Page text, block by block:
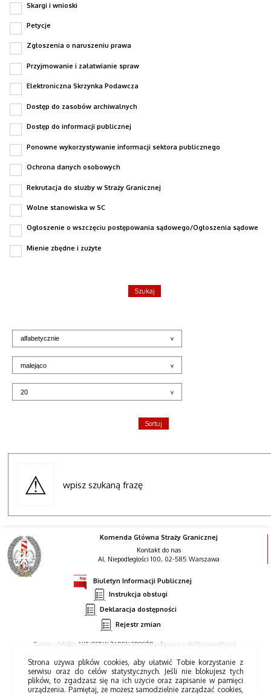
Skargi i wnioski
Petycje
Zgłoszenia o naruszeniu prawa
Przyjmowanie i załatwianie spraw
Elektroniczna Skrzynka Podawcza
Dostęp do zasobów archiwalnych
Dostęp do informacji publicznej
Ponowne wykorzystywanie informacji sektora publicznego
Ochrona danych osobowych
Rekrutacja do służby w Straży Granicznej
Wolne stanowiska w SC
Ogłoszenie o wszczęciu postępowania sądowego/Ogłoszenia sądowe
Mienie zbędne i zużyte
wpisz szukaną frazę
Komenda Główna Straży Granicznej
Kontakt do nas
Al. Niepodległości 100, 02-585 Warszawa
Biuletyn Informacji Publicznej
Instrukcja obsługi
Deklaracja dostępności
Rejestr zmian
Serwer niniejszy NIE JEST W ŻADEN SPOSÓB połączony z siecią wewnętrzną.
Strona używa plików cookies, aby ułatwić Tobie korzystanie z
serwisu oraz do celów statystycznych. Jeśli nie blokujesz tych
plików, to zgadzasz się na ich użycie oraz zapisanie w pamięci
urządzenia. Pamiętaj, że możesz samodzielnie zarządzać cookies,